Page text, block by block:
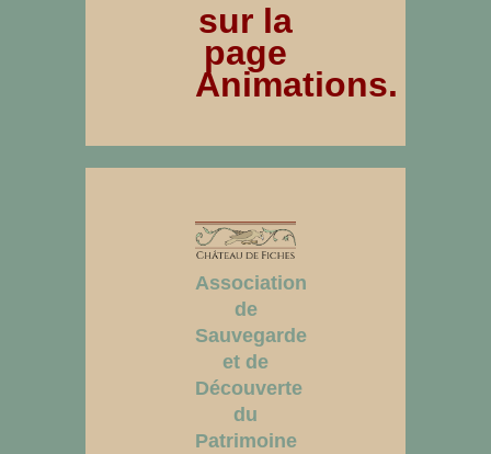
sur la
page
Animations.
Association
de
Sauvegarde
et de
Découverte
du
Patrimoine